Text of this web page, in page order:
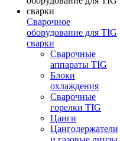
Сварочное
оборудование для TIG
сварки
Сварочные
аппараты TIG
Блоки
охлаждения
Сварочные
горелки TIG
Цанги
Цангодержатели